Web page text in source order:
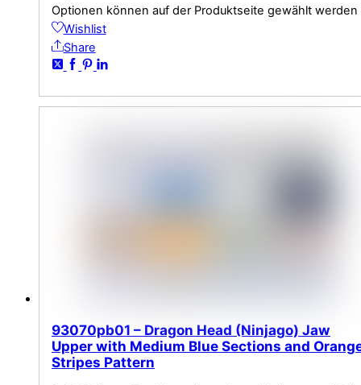
Optionen können auf der Produktseite gewählt werden
Wishlist
Share
93070pb01 – Dragon Head (Ninjago) Jaw
Upper with Medium Blue Sections and
Stripes Pattern